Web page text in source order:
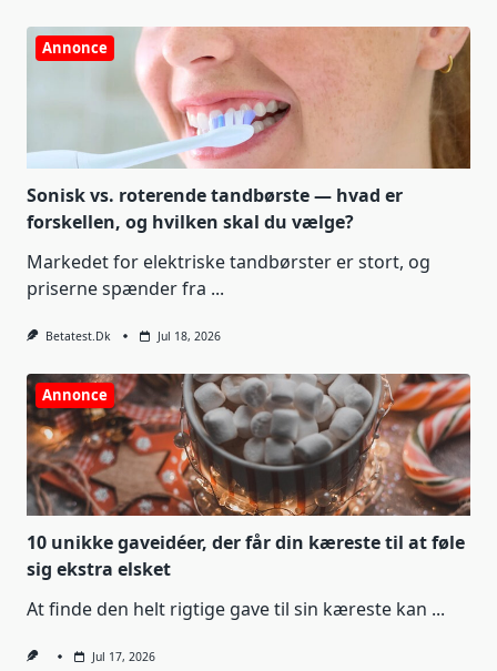
Annonce
Sonisk vs. roterende tandbørste — hvad er
forskellen, og hvilken skal du vælge?
Markedet for elektriske tandbørster er stort, og
priserne spænder fra ...
Betatest.dk Jul 18, 2026
Annonce
10 unikke gaveidéer, der får din kæreste til at føle
sig ekstra elsket
At finde den helt rigtige gave til sin kæreste kan ...
Jul 17, 2026